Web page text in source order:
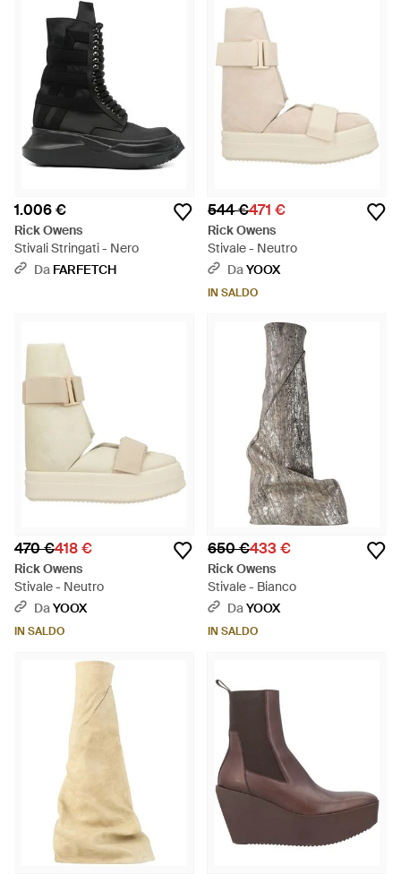
1.006 €
Rick Owens
Stivali Stringati - Nero
Da FARFETCH
544 €471 €
Rick Owens
Stivale - Neutro
DaYOOX
IN SALDO
470 €418 €
Rick Owens
Stivale - Neutro
DaYOOX
IN SALDO
650 €433 €
Rick Owens
Stivale - Bianco
DaYOOX
IN SALDO